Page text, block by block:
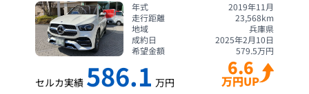
年式
2019年11月
走行距離
23,568km
地域
兵庫県
成約日
2025年2月10日
希望金額
579.5万円
セルカ実績 586.1 万円
6.6
万円UP